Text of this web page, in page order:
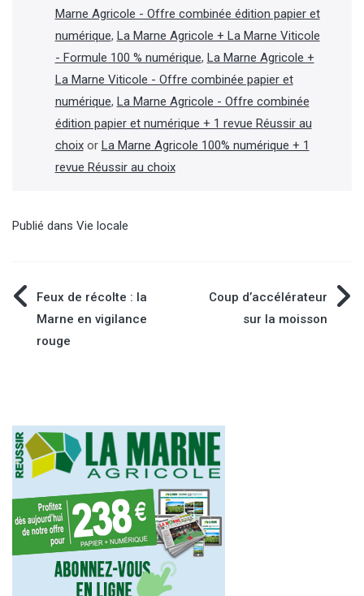
Marne Agricole - Offre combinée édition papier et
numérique, La Marne Agricole + La Marne Viticole
- Formule 100 % numérique, La Marne Agricole +
La Marne Viticole - Offre combinée papier et
numérique, La Marne Agricole - Offre combinée
édition papier et numérique + 1 revue Réussir au
choixor La Marne Agricole 100% numérique + 1
revue Réussir au choix
Publié dans Vie locale
Navigation
de
Feux de récolte : la
Marne en vigilance
rouge
Coup d’accélérateur
sur la moisson